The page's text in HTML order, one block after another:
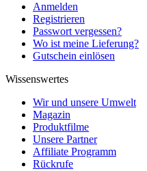
Anmelden
Registrieren
Passwort vergessen?
Wo ist meine Lieferung?
Gutschein einlösen
Wissenswertes
Wir und unsere Umwelt
Magazin
Produktfilme
Unsere Partner
Affiliate Programm
Rückrufe